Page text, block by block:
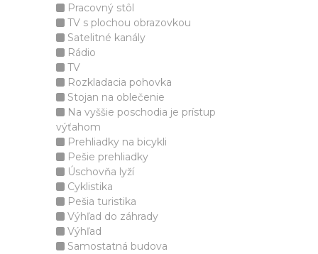
Pracovný stôl
TV s plochou obrazovkou
Satelitné kanály
Rádio
TV
Rozkladacia pohovka
Stojan na oblečenie
Na vyššie poschodia je prístup
výťahom
Prehliadky na bicykli
Pešie prehliadky
Úschovňa lyží
Cyklistika
Pešia turistika
Výhľad do záhrady
Výhľad
Samostatná budova